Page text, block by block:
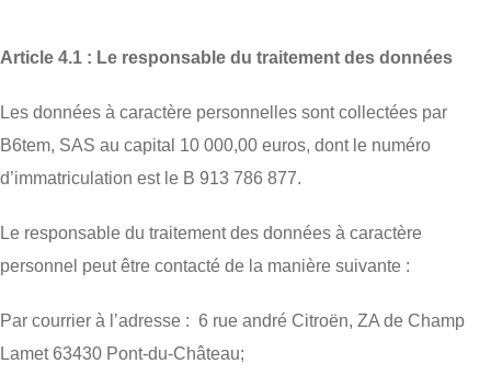
Article 4.1 : Le responsable du traitement des données
Les données à caractère personnelles sont collectées par
B6tem, SAS au capital 10 000,00 euros, dont le numéro
d’immatriculation est le B 913 786 877.
Le responsable du traitement des données à caractère
personnel peut être contacté de la manière suivante :
Par courrier à l’adresse : 6 rue andré Citroën, ZA de Champ
Lamet 63430 Pont-du-Château;